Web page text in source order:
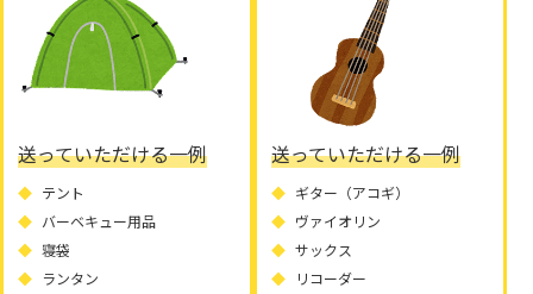
送っていただける一例
テント
バーベキュー用品
寝袋
ランタン
送っていただける一例
ギター（アコギ）
ヴァイオリン
サックス
リコーダー